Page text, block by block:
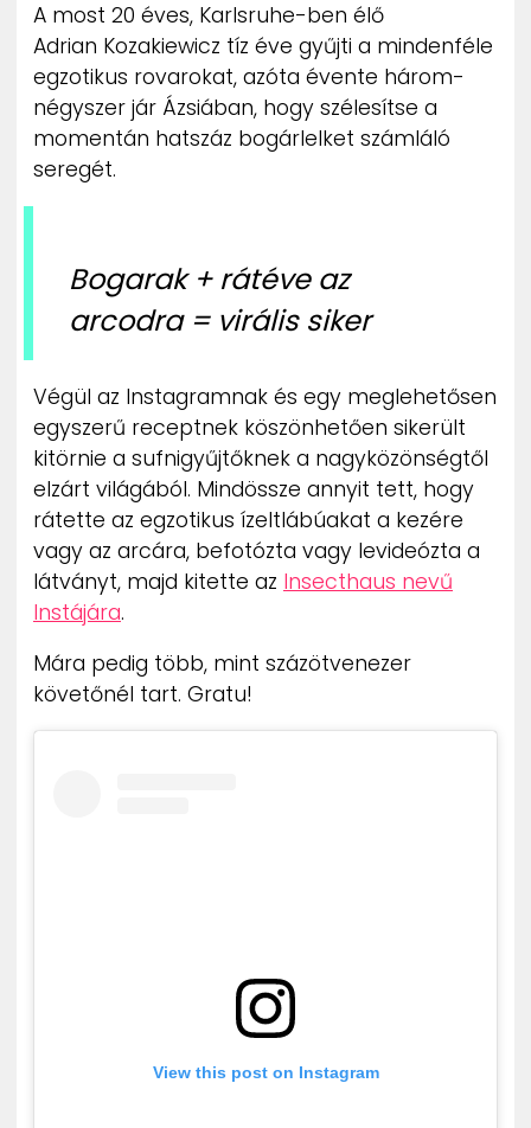
A most 20 éves, Karlsruhe-ben élő
Adrian Kozakiewicz tíz éve gyűjti a mindenféle
egzotikus rovarokat, azóta évente három-
négyszer jár Ázsiában, hogy szélesítse a
momentán hatszáz bogárlelket számláló
seregét.
Bogarak + rátéve az
arcodra = virális siker
Végül az Instagramnak és egy meglehetősen
egyszerű receptnek köszönhetően sikerült
kitörnie a sufnigyűjtőknek a nagyközönségtől
elzárt világából. Mindössze annyit tett, hogy
rátette az egzotikus ízeltlábúakat a kezére
vagy az arcára, befotózta vagy levideózta a
látványt, majd kitette az Insecthaus nevű
Instájára.
Mára pedig több, mint százötvenezer
követőnél tart. Gratu!
View this post on Instagram